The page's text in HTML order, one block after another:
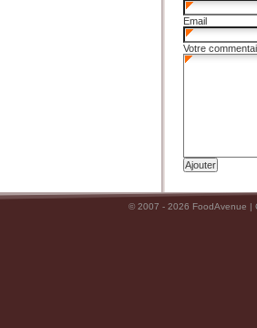
Email
Votre
© 2007 - 2026 FoodAvenue |